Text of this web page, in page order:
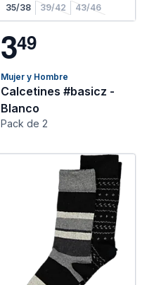
35/38 39/42 43/46
349
Mujer y Hombre
Calcetines #basicz -
Blanco
Pack de 2